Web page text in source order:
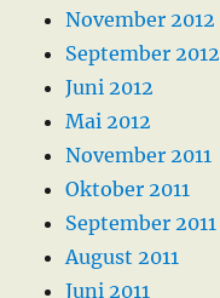
November 2012
September 2012
Juni 2012
Mai 2012
November 2011
Oktober 2011
September 2011
August 2011
Juni 2011